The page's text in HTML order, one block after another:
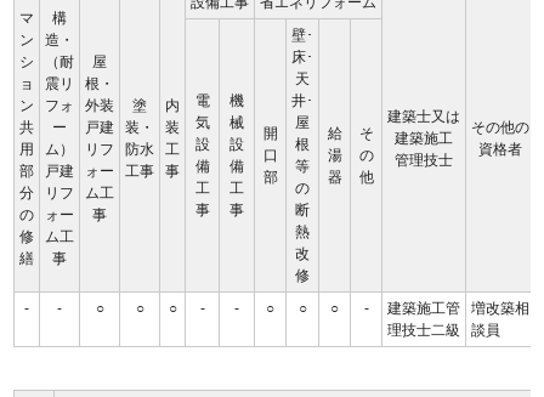
マ
ン
シ
ョ
ン
共
用
部
分
の
修
繕
構
造・
（耐
震リ
フォ
ー
ム）
戸建
リフ
ォー
ム工
事
屋
根・
外装
戸建
リフ
ォー
ム工
事
塗
装・
防水
工事
内
装
工
事
建築士又は
建築施工
管理技士
その他の
資格者
電
気
設
備
工
事
機
械
設
備
工
事
開
口
部
壁･
床･
天
井･
屋
根
等
の
断
熱
改
修
給
湯
器
そ
の
他
- - ○ ○ ○ - - ○ ○ ○ -
建築施工管
理技士二級
増改築相
談員